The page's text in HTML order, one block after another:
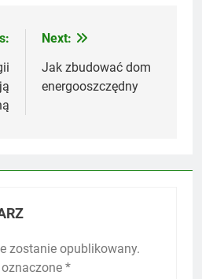
Next:
Jak zbudować dom
energooszczędny
zostanie opublikowany.
*